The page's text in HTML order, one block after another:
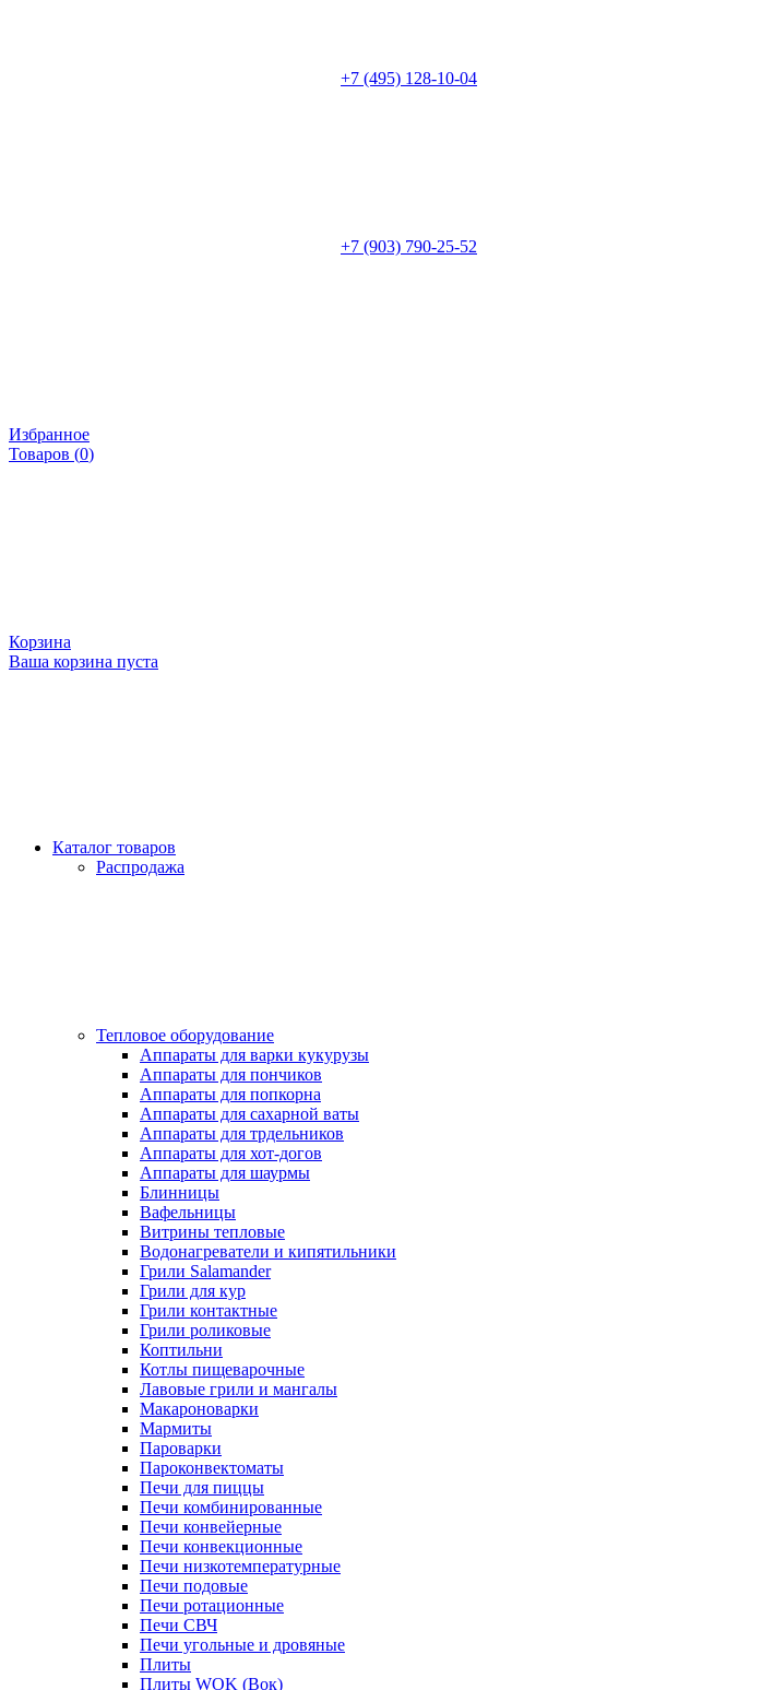
+7 (495) 128-10-04
+7 (903) 790-25-52
Избранное
Товаров (0)
Корзина
Ваша корзина пуста
Каталог товаров
Распродажа
Тепловое оборудование
Аппараты для варки кукурузы
Аппараты для пончиков
Аппараты для попкорна
Аппараты для сахарной ваты
Аппараты для трдельников
Аппараты для хот-догов
Аппараты для шаурмы
Блинницы
Вафельницы
Витрины тепловые
Водонагреватели и кипятильники
Грили Salamander
Грили для кур
Грили контактные
Грили роликовые
Коптильни
Котлы пищеварочные
Лавовые грили и мангалы
Макароноварки
Мармиты
Пароварки
Пароконвектоматы
Печи для пиццы
Печи комбинированные
Печи конвейерные
Печи конвекционные
Печи низкотемпературные
Печи подовые
Печи ротационные
Печи СВЧ
Печи угольные и дровяные
Плиты
Плиты WOK (Вок)